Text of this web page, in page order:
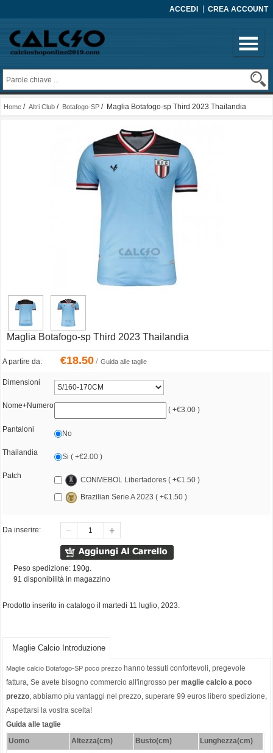
ACCEDI CREA ACCOUNT
Home / Altri Club / Botafogo-SP / Maglia Botafogo-sp Third 2023 Thailandia
Maglia Botafogo-sp Third 2023 Thailandia
A partire da: €18.50/ Guida alle taglie
Dimensioni
Nome+Numero ( +€3.00 )
Pantaloni No
Thailandia Si ( +€2.00 )
Patch
CONMEBOL Libertadores ( +€1.50 )
Brazilian Serie A 2023 ( +€1.50 )
Da inserire:
Peso spedizione: 190g.
91 disponibilità in magazzino
Prodotto inserito in catalogo il martedì 11 luglio, 2023.
Maglie Calcio Introduzione
Maglie calcio Botafogo-SP poco prezzo hanno tessuti confortevoli, pregevole
fattura, Se avete bisogno commercio all'ingrosso per maglie calcio a poco
prezzo , abbiamo piu vantaggi nel prezzo, superare 99 euros libero spedizione,
Aspettarsi la vostra scelta!
Guida alle taglie
Uomo
Altezza(cm) Busto(cm) Lunghezza(cm)